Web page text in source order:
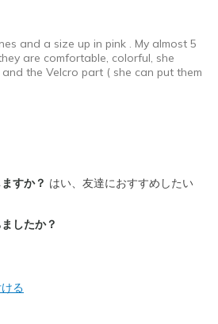
and a size up in pink . My almost 5
are comfortable, colorful, she
the Velcro part ( she can put them
すか？ はい、友達におすすめしたい
したか？
る